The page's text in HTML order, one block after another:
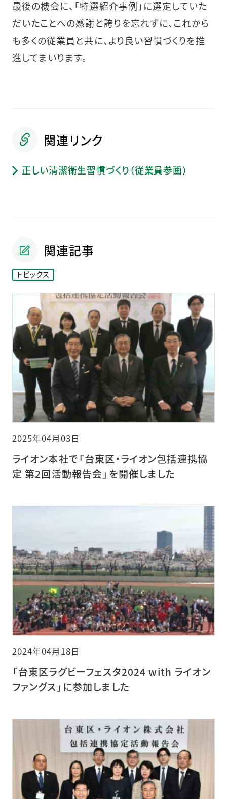
最後の機会に、「特選紹介事例」に選定していた
だいたことへの感謝と誇りを忘れずに、これから
も多くの従業員と共に、より良い習慣づくりを推
進してまいります。
関連リンク
正しい清潔衛生習慣づくり（従業員参画）
関連記事
トピックス
2025年04月03日
ライオン本社で「台東区・ライオン包括連携協
定 第2回活動報告会」を開催しました
2024年04月18日
「台東区ラグビーフェスタ2024 with ライオン
ファングス」に参加しました